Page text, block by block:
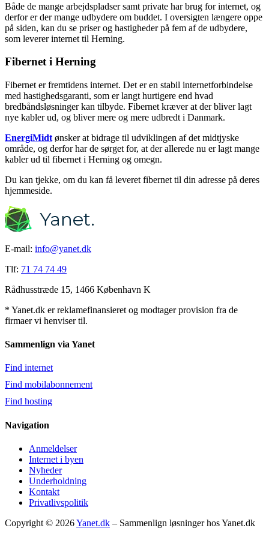
Både de mange arbejdspladser samt private har brug for internet, og
derfor er der mange udbydere om buddet. I oversigten længere oppe
på siden, kan du se priser og hastigheder på fem af de udbydere,
som leverer internet til Herning.
Fibernet i Herning
Fibernet er fremtidens internet. Det er en stabil internetforbindelse
med hastighedsgaranti, som er langt hurtigere end hvad
bredbåndsløsninger kan tilbyde. Fibernet kræver at der bliver lagt
nye kabler ud, og bliver mere og mere udbredt i Danmark.
EnergiMidt ønsker at bidrage til udviklingen af det midtjyske
område, og derfor har de sørget for, at der allerede nu er lagt mange
kabler ud til fibernet i Herning og omegn.
Du kan tjekke, om du kan få leveret fibernet til din adresse på deres
hjemmeside.
E-mail: info@yanet.dk
Tlf: 71 74 74 49
Rådhusstræde 15, 1466 København K
* Yanet.dk er reklamefinansieret og modtager provision fra de
firmaer vi henviser til.
Sammenlign via Yanet
Find internet
Find mobilabonnement
Find hosting
Navigation
Anmeldelser
Internet i byen
Nyheder
Underholdning
Kontakt
Privatlivspolitik
Copyright © 2026Yanet.dk – Sammenlign løsninger hos Yanet.dk